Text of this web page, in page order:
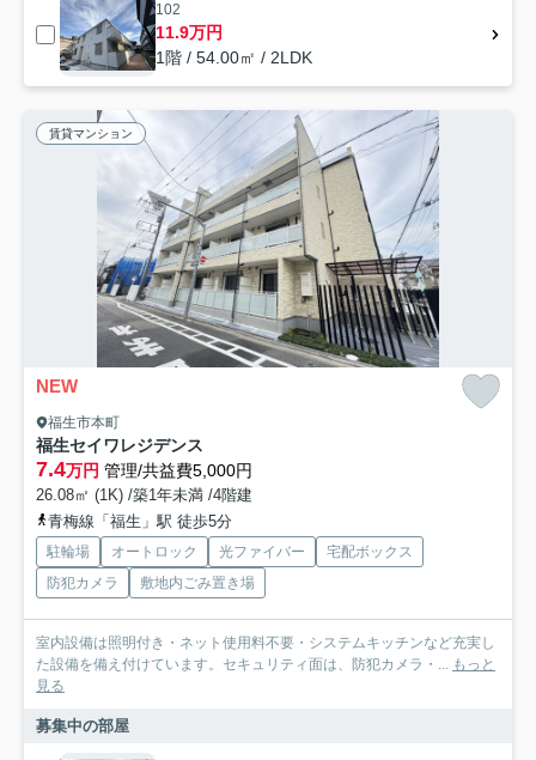
102
11.9万円
1階 / 54.00㎡ / 2LDK
賃貸マンション
NEW
福生市本町
福生セイワレジデンス
7.4万円 管理/共益費5,000円
26.08㎡ (1K) /築1年未満 /4階建
青梅線「福生」駅 徒歩5分
駐輪場 オートロック 光ファイバー
宅配ボックス
防犯カメラ
敷地内ごみ置き場
室内設備は照明付き・ネット使用料不要・システムキッチンなど充実し
た設備を備え付けています。セキュリティ面は、防犯カメラ・... もっと
見る
募集中の部屋